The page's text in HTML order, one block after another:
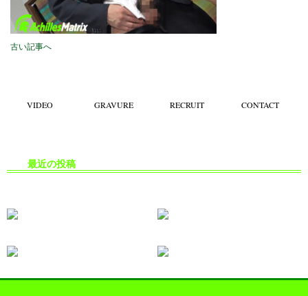
古い記事へ
VIDEO GRAVURE RECRUIT CONTACT
最近の投稿